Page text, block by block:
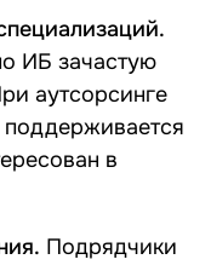
ИБ зачастую
аутсорсинге
в
Подрядчики